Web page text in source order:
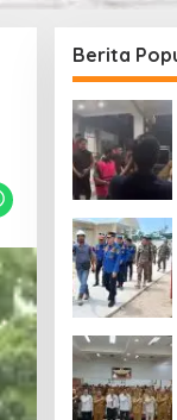
Berita